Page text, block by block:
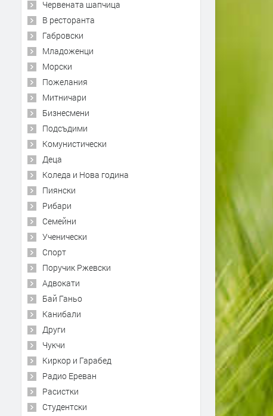
Червената шапчица
В ресторанта
Габровски
Младоженци
Морски
Пожелания
Митничари
Бизнесмени
Подсъдими
Комунистически
Деца
Коледа и Нова година
Пиянски
Рибари
Семейни
Ученически
Спорт
Поручик Ржевски
Адвокати
Бай Ганьо
Канибали
Други
Чукчи
Киркор и Гарабед
Радио Ереван
Расистки
Студентски